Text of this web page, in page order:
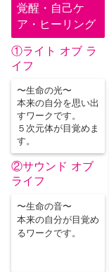
覚醒・自己ケ
ア・ヒーリング
①ライト オブ ラ
イフ
〜生命の光〜
本来の自分を思い出
すワークです。
５次元体が目覚めま
す。
②サウンド オブ
ライフ
〜生命の音〜
本来の自分が目覚め
るワークです。